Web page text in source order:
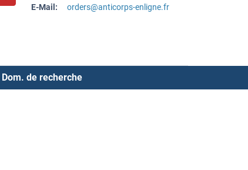
E-Mail:
orders@anticorps-enligne.fr
Dom. de recherche